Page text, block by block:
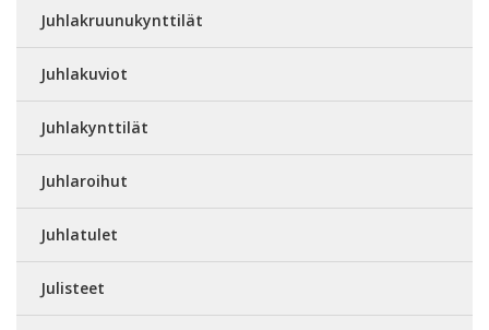
Juhlakruunukynttilät
Juhlakuviot
Juhlakynttilät
Juhlaroihut
Juhlatulet
Julisteet